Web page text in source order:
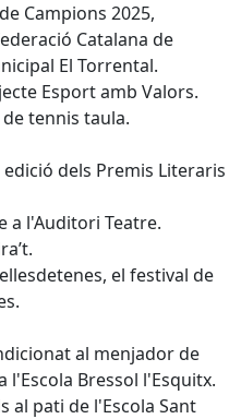
Campions 2025,
Catalana de
El Torrental.
Esport amb Valors.
tennis taula.
dels Premis Literaris
a l'Auditori Teatre.
el festival de
al menjador de
l'Escola Bressol l'Esquitx.
al pati de l'Escola Sant